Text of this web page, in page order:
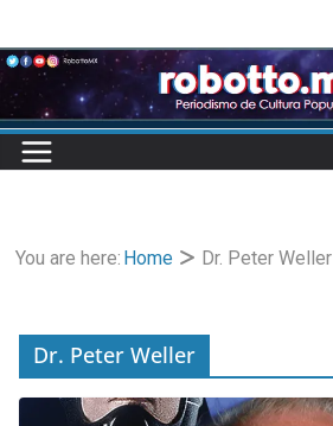
to
content
You are here: Home Dr. Peter Weller
Dr. Peter Weller